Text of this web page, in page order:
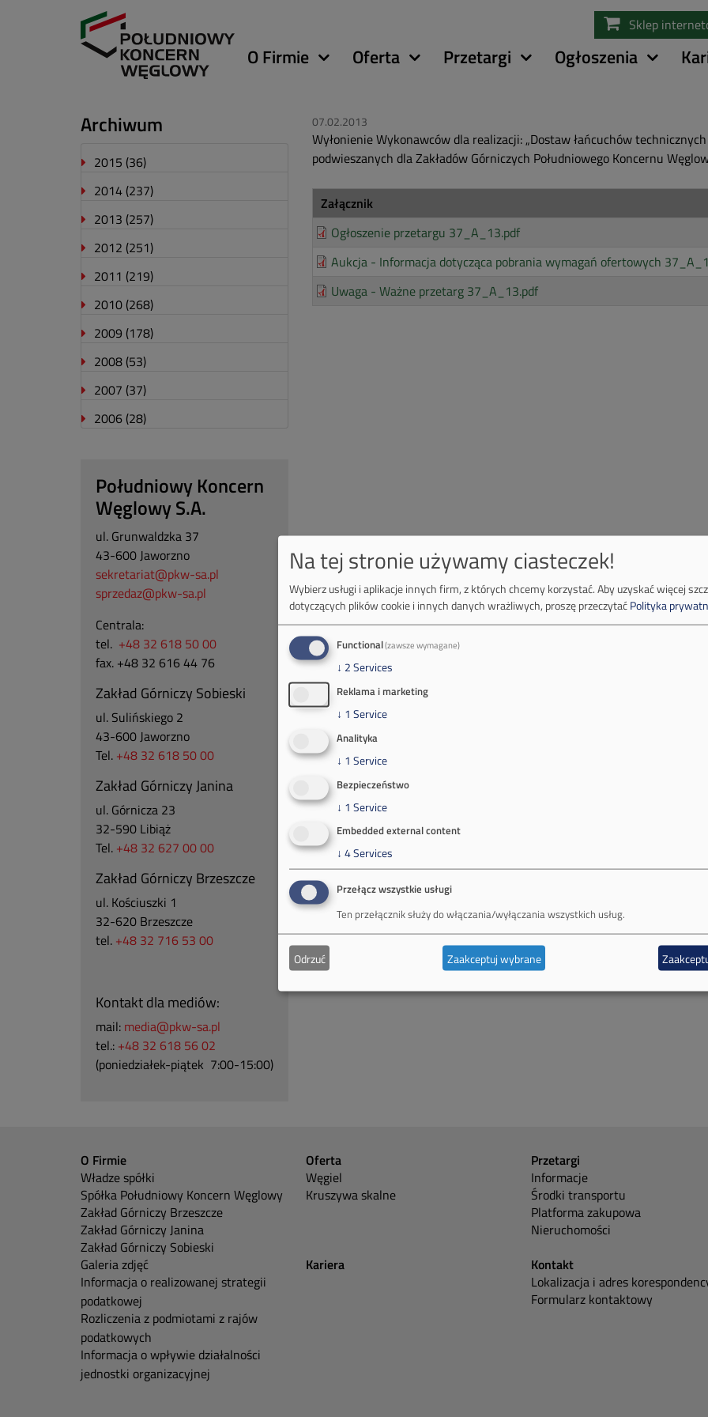
treści
Sklep
Główna
O Firmie Oferta Przetargi Ogłoszenia
07.02.2013
Wyłonienie Wykonawców dla realizacji: „Dostaw łańcuchów
podwieszanych dla Zakładów Górniczych Południowego Koncernu
Załącznik
Ogłoszenie przetargu 37_A_13.pdf
Aukcja - Informacja dotycząca pobrania wymagań ofertowych
Uwaga - Ważne przetarg 37_A_13.pdf
Archiwum
2015 (36)
2014 (237)
2013 (257)
2012 (251)
2011 (219)
2010 (268)
2009 (178)
2008 (53)
2007 (37)
2006 (28)
Południowy Koncern
Węglowy S.A.
ul. Grunwaldzka 37
43-600 Jaworzno
sekretariat@pkw-sa.pl
sprzedaz@pkw-sa.pl
Centrala:
tel. +48 32 618 50 00
fax. +48 32 616 44 76
Zakład Górniczy Sobieski
ul. Sulińskiego 2
43-600 Jaworzno
Tel. +48 32 618 50 00
Zakład Górniczy Janina
ul. Górnicza 23
32-590 Libiąż
Tel. +48 32 627 00 00
Zakład Górniczy Brzeszcze
ul. Kościuszki 1
32-620 Brzeszcze
tel. +48 32 716 53 00
Kontakt dla mediów:
mail: media@pkw-sa.pl
tel.: +48 32 618 56 02
(poniedziałek-piątek 7:00-15:00)
O Firmie
Władze spółki
Spółka Południowy Koncern Węglowy
Zakład Górniczy Brzeszcze
Zakład Górniczy Janina
Zakład Górniczy Sobieski
Galeria zdjęć
Informacja o realizowanej strategii
podatkowej
Rozliczenia z podmiotami z rajów
podatkowych
Informacja o wpływie działalności
jednostki organizacyjnej
Oferta
Węgiel
Kruszywa skalne
Przetargi
Informacje
Środki transportu
Platforma zakupowa
Nieruchomości
Kariera
Kontakt
Lokalizacja i adres
Formularz kontaktowy
Na tej stronie używamy ciasteczek!
Wybierz usługi i aplikacje innych firm, z których chcemy korzystać.Aby uzyskać więcej
dotyczących plików cookie i innych danych wrażliwych, proszę przeczytaćPolityka
Functional(zawsze wymagane)
↓ 2Services
Reklama i marketing
↓ 1 Service
Analityka
↓ 1 Service
Bezpieczeństwo
↓ 1 Service
Embedded external content
↓ 4Services
Przełącz wszystkie usługi
Ten przełącznik służy do włączania/wyłączania wszystkich usług.
Odrzuć Zaakceptuj wybrane